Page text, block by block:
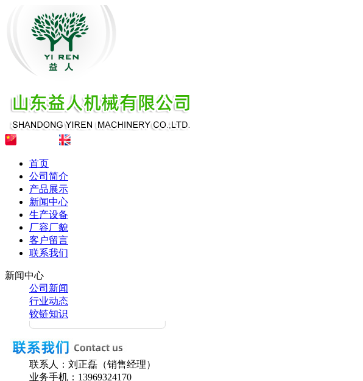
首页
公司简介
产品展示
新闻中心
生产设备
厂容厂貌
客户留言
联系我们
新闻中心
公司新闻
行业动态
铰链知识
联系人：刘正磊（销售经理）
业务手机： 13969324170